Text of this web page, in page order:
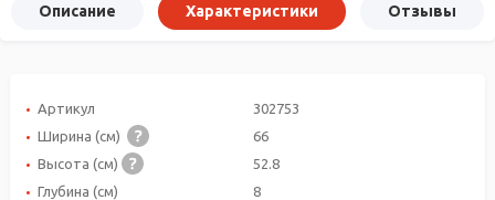
Описание Характеристики Отзывы
Артикул
302753
Ширина (см)
66
Высота (см)
52.8
Глубина (см)
8